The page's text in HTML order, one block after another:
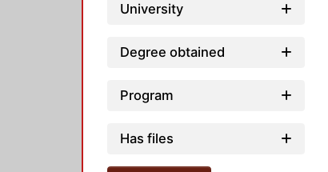
University
Degree obtained
Program
Has files